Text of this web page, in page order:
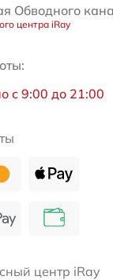
Обводного
центра iRay
с 9:00 до 21:00
центр iRay